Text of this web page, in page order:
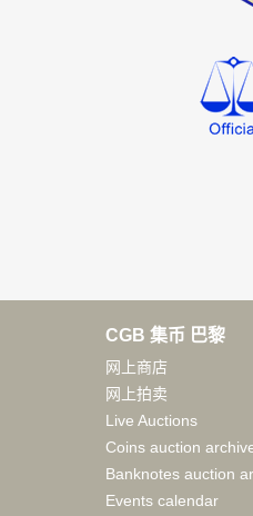
CGB 集币 巴黎
网上商店
网上拍卖
Live Auctions
Coins auction
Banknotes auction
Events calendar